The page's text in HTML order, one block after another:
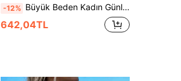
-12% Büyük Beden Kadın Günlük Minimalist Slogan Baskılı Bisiklet Yaka Sweatshirt, Sonbahar/Kış Pembe Kadın Sweatshirt
642,04TL